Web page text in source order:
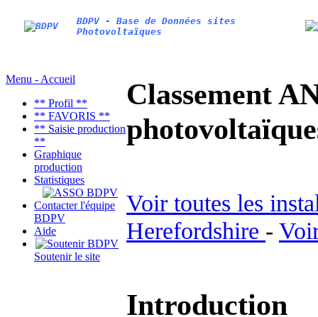
BDPV - Base de Données sites
Photovoltaïques
Menu - Accueil
** Profil **
** FAVORIS **
** Saisie production
**
Graphique
production
Statistiques
Contacter l'équipe
BDPV
Aide
Soutenir le site
Classement
Voir toutes les
Herefordshire -
Introduction